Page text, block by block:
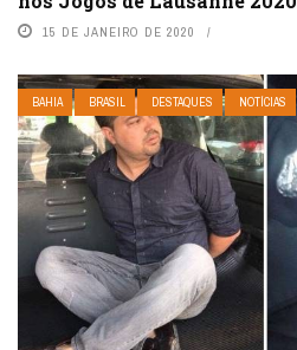
15 DE JANEIRO DE 2020
BAHIA BRASIL DESTAQUES NOTÍCIAS